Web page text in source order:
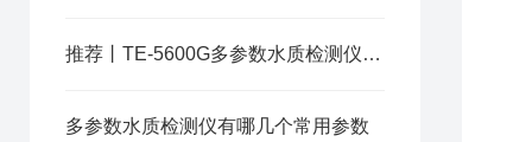
推荐丨TE-5600G多参数水质检测仪在环保领域的应用
多参数水质检测仪有哪几个常用参数